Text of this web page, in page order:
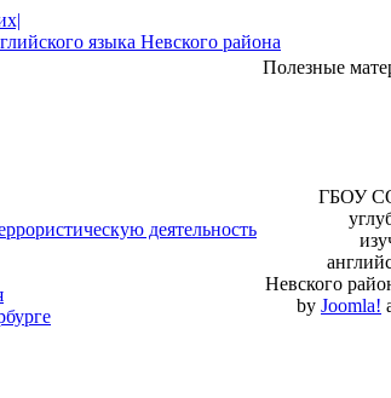
языка Невского района
деятельность
Полезные
ГБОУ
Невского
by Joomla!